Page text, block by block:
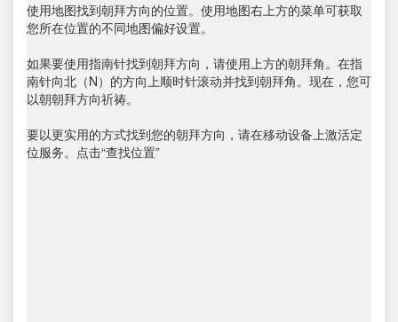
使用地图找到朝拜方向的位置。使用地图右上方的菜单可获取
您所在位置的不同地图偏好设置。
如果要使用指南针找到朝拜方向，请使用上方的朝拜角。在指
南针向北（N）的方向上顺时针滚动并找到朝拜角。现在，您可
以朝朝拜方向祈祷。
要以更实用的方式找到您的朝拜方向，请在移动设备上激活定
位服务。点击“查找位置”